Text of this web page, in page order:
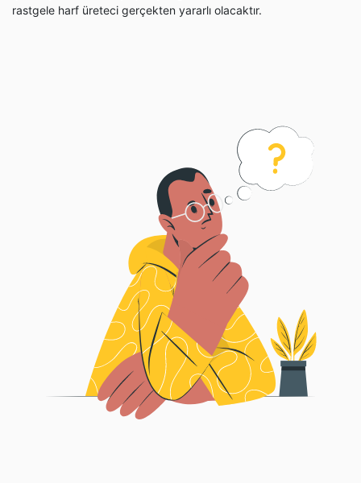
rastgele harf üreteci gerçekten yararlı olacaktır.